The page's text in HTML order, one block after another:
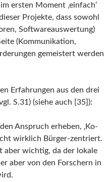
ersten Moment ‚einfach‘
Projekte, dass sowohl
Softwareauswertung)
(Kommunikation,
gemeistert werden
Erfahrungen aus den drei
S.31) (siehe auch [35]):
Anspruch erheben, ‚Ko-
wirklich Bürger-zentriert.
aber wichtig, da der lokale
aber von den Forschern in